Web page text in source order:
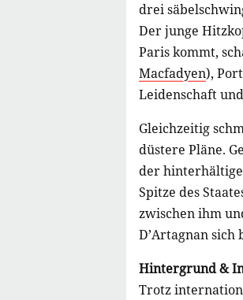
drei
Der junge
Paris kommt,
Macfadyen),
Leidenschaft
Gleichzeitig
düstere Pläne.
der
Spitze des
zwischen ihm
D’Artagnan
Hintergrund &
Trotz